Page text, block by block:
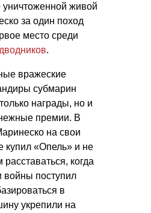
уничтоженной живой
за один поход
место среди
.
вражеские
субмарин
награды, но и
премии. В
на свои
купил «Опель» и не
расставаться, когда
войны поступил
в
укрепили на